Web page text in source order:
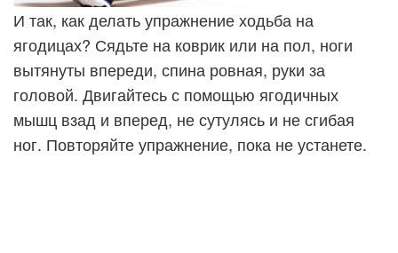
И так, как делать упражнение ходьба на
ягодицах? Сядьте на коврик или на пол, ноги
вытянуты впереди, спина ровная, руки за
головой. Двигайтесь с помощью ягодичных
мышц взад и вперед, не сутулясь и не сгибая
ног. Повторяйте упражнение, пока не устанете.